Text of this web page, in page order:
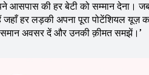
आसपास की हर बेटी को सम्मान देना।
जहाँ हर लड़की अपना पूरा पोटेंशियल यूज़
समान अवसर दें और उनकी क़ीमत समझें।’